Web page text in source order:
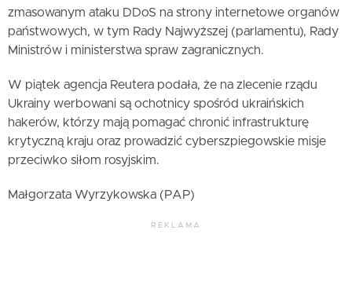
zmasowanym ataku DDoS na strony internetowe organów
państwowych, w tym Rady Najwyższej (parlamentu), Rady
Ministrów i ministerstwa spraw zagranicznych.
W piątek agencja Reutera podała, że na zlecenie rządu
Ukrainy werbowani są ochotnicy spośród ukraińskich
hakerów, którzy mają pomagać chronić infrastrukturę
krytyczną kraju oraz prowadzić cyberszpiegowskie misje
przeciwko siłom rosyjskim.
Małgorzata Wyrzykowska (PAP)
REKLAMA